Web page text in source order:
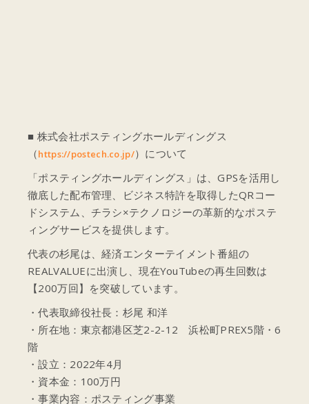
■ 株式会社ポスティングホールディングス
（https://postech.co.jp/）について
「ポスティングホールディングス」は、GPSを活用し
徹底した配布管理、ビジネス特許を取得したQRコー
ドシステム、チラシ×テクノロジーの革新的なポステ
ィングサービスを提供します。
代表の杉尾は、経済エンターテイメント番組の
REALVALUEに出演し、現在YouTubeの再生回数は
【200万回】を突破しています。
・代表取締役社長：杉尾 和洋
・所在地：東京都港区芝2-2-12 浜松町PREX5階・6
階
・設立：2022年4月
・資本金：100万円
・事業内容：ポスティング事業